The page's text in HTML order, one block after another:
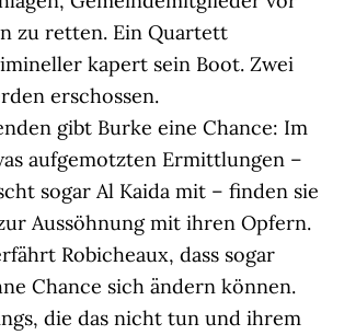
zu retten. Ein Quartett
kapert sein Boot. Zwei
erschossen.
gibt Burke eine Chance: Im
aufgemotzten Ermittlungen –
sogar Al Kaida mit – finden sie
Aussöhnung mit ihren Opfern.
Robicheaux, dass sogar
Chance sich ändern können.
die das nicht tun und ihrem